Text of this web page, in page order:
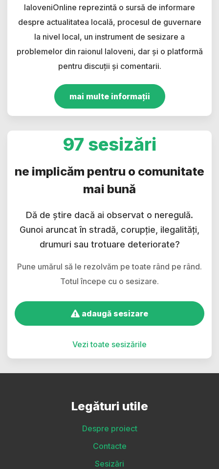
IaloveniOnline reprezintă o sursă de informare
despre actualitatea locală, procesul de guvernare
la nivel local, un instrument de sesizare a
problemelor din raionul Ialoveni, dar și o platformă
pentru discuții și comentarii.
mai multe informații
97 sesizări
ne implicăm pentru o comunitate
mai bună
Dă de știre dacă ai observat o neregulă.
Gunoi aruncat în stradă, corupție, ilegalități,
drumuri sau trotuare deteriorate?
Pune umărul să le rezolvăm pe toate rând pe rând.
Totul începe cu o sesizare.
adaugă sesizare
Vezi toate sesizările
Legături utile
Despre proiect
Contacte
Sesizări